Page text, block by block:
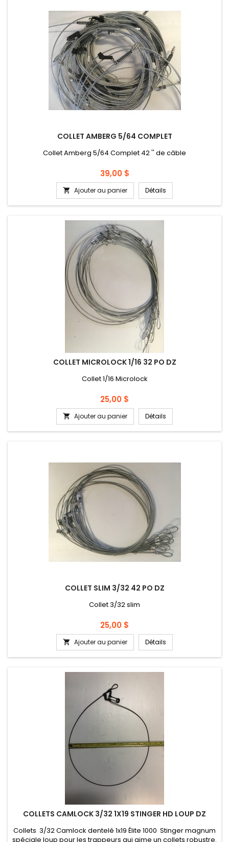
COLLET AMBERG 5/64 COMPLET
Collet Amberg 5/64 Complet 42 '' de câble
Prix
39,00 $
 Ajouter au panier Détails
COLLET MICROLOCK 1/16 32 PO DZ
Collet 1/16 Microlock
Prix
25,00 $
 Ajouter au panier Détails
COLLET SLIM 3/32 42 PO DZ
Collet 3/32 slim
Prix
25,00 $
 Ajouter au panier Détails
COLLETS CAMLOCK 3/32 1X19 STINGER HD LOUP DZ
Collets 3/32 Camlock dentelé 1x19 Élite 1000 Stinger magnum
spéciale loup pour les trappeurs qui aime un collets robustre.